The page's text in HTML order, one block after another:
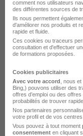
Contrôleur
Chemillé-en-
Cette offre n’est
Contrôleur
Loire-Atlantique -
comment nos utilisateurs
des différentes sources de
Ils nous permettent
d'améliorer nos produits et
rapide et fluide.
Ces cookies ou traceurs
consultation et d'effectuer
de formations proposées.
Cookies publicitaires
Avec votre accord , nous
Bing,) pouvons utiliser des
offres d’emploi ou des
probabilités de trouver
Nos partenaires
votre profil et de vos centres
Vous pouvez à tout moment
consentement en cliquant